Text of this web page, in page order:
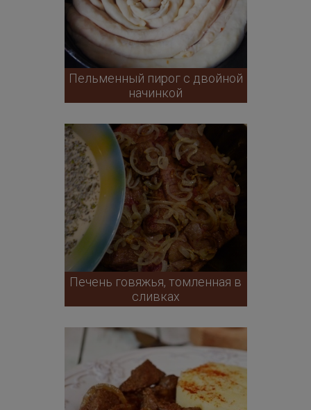
Пельменный пирог с двойной
начинкой
Печень говяжья, томленная в
сливках